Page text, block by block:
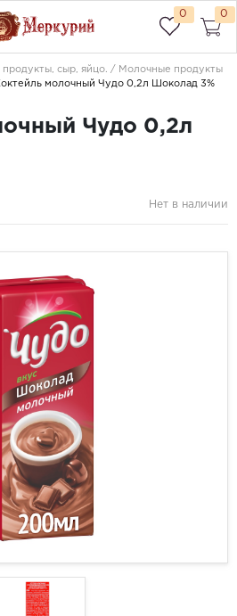
0 0
сыр, яйцо.
Молочные продукты
молочный Чудо 0,2л Шоколад 3%
Чудо 0,2л
Нет в наличии